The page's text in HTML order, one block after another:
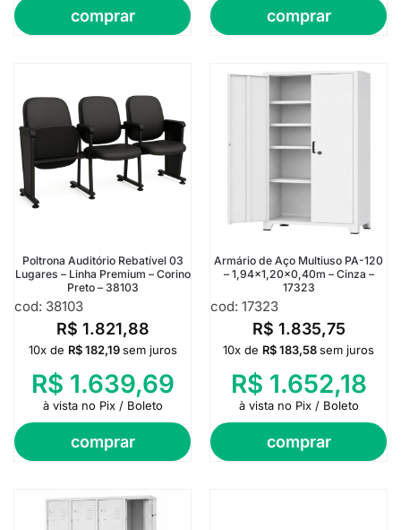
comprar comprar
Poltrona Auditório Rebatível 03
Lugares – Linha Premium – Corino
Preto – 38103
cod: 38103
R$ 1.821,88
comprar
10x de R$182,19 sem juros
R$ 1.639,69
à vista no Pix / Boleto
Armário de Aço Multiuso PA-120
– 1,94×1,20×0,40m – Cinza –
17323
cod: 17323
R$ 1.835,75
comprar
10x de R$183,58sem juros
R$ 1.652,18
à vista no Pix / Boleto